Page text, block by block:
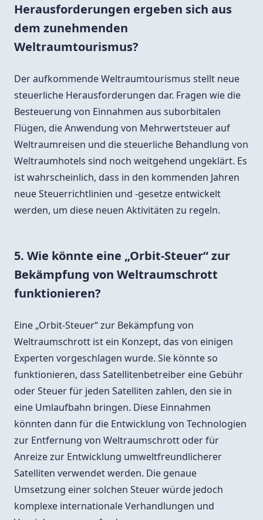
Herausforderungen ergeben sich aus
dem zunehmenden
Weltraumtourismus?
Der aufkommende Weltraumtourismus stellt neue
steuerliche Herausforderungen dar. Fragen wie die
Besteuerung von Einnahmen aus suborbitalen
Flügen, die Anwendung von Mehrwertsteuer auf
Weltraumreisen und die steuerliche Behandlung von
Weltraumhotels sind noch weitgehend ungeklärt. Es
ist wahrscheinlich, dass in den kommenden Jahren
neue Steuerrichtlinien und -gesetze entwickelt
werden, um diese neuen Aktivitäten zu regeln.
5. Wie könnte eine „Orbit-Steuer“ zur
Bekämpfung von Weltraumschrott
funktionieren?
Eine „Orbit-Steuer“ zur Bekämpfung von
Weltraumschrott ist ein Konzept, das von einigen
Experten vorgeschlagen wurde. Sie könnte so
funktionieren, dass Satellitenbetreiber eine Gebühr
oder Steuer für jeden Satelliten zahlen, den sie in
eine Umlaufbahn bringen. Diese Einnahmen
könnten dann für die Entwicklung von Technologien
zur Entfernung von Weltraumschrott oder für
Anreize zur Entwicklung umweltfreundlicherer
Satelliten verwendet werden. Die genaue
Umsetzung einer solchen Steuer würde jedoch
komplexe internationale Verhandlungen und